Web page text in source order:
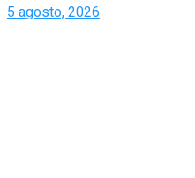
5 agosto, 2026